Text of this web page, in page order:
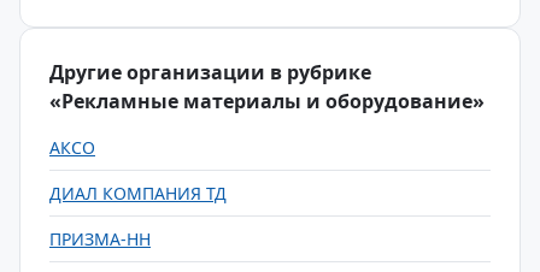
Другие организации в рубрике
«Рекламные материалы и оборудование»
АКСО
ДИАЛ КОМПАНИЯ ТД
ПРИЗМА-НН